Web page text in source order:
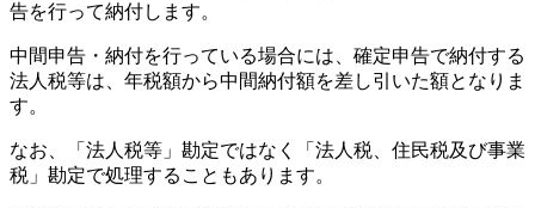
告を行って納付します。
中間申告・納付を行っている場合には、確定申告で納付する
法人税等は、年税額から中間納付額を差し引いた額となりま
す。
なお、「法人税等」勘定ではなく「法人税、住民税及び事業
税」勘定で処理することもあります。